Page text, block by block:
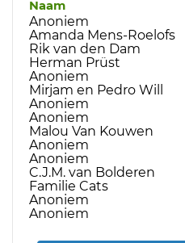
Naam
Anoniem
Amanda Mens-Roelofs
Rik van den Dam
Herman Prüst
Anoniem
Mirjam en Pedro Will
Anoniem
Anoniem
Malou Van Kouwen
Anoniem
Anoniem
C.J.M. van Bolderen
Familie Cats
Anoniem
Anoniem